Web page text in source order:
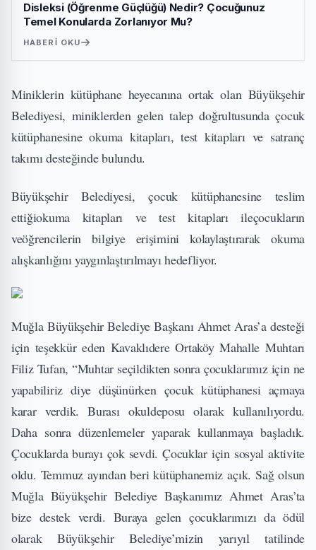
Disleksi (Öğrenme Güçlüğü) Nedir? Çocuğunuz
Temel Konularda Zorlanıyor Mu?
HABERI OKU
Miniklerin kütüphane heyecanına ortak olan Büyükşehir
Belediyesi, miniklerden gelen talep doğrultusunda çocuk
kütüphanesine okuma kitapları, test kitapları ve satranç
takımı desteğinde bulundu.
Büyükşehir Belediyesi, çocuk kütüphanesine teslim
ettiğiokuma kitapları ve test kitapları ileçocukların
veöğrencilerin bilgiye erişimini kolaylaştırarak okuma
alışkanlığını yaygınlaştırılmayı hedefliyor.
Muğla Büyükşehir Belediye Başkanı Ahmet Aras’a desteği
için teşekkür eden Kavaklıdere Ortaköy Mahalle Muhtarı
Filiz Tufan, “Muhtar seçildikten sonra çocuklarımız için ne
yapabiliriz diye düşünürken çocuk kütüphanesi açmaya
karar verdik. Burası okuldeposu olarak kullanılıyordu.
Daha sonra düzenlemeler yaparak kullanmaya başladık.
Çocuklarda burayı çok sevdi. Çocuklar için sosyal aktivite
oldu. Temmuz ayından beri kütüphanemiz açık. Sağ olsun
Muğla Büyükşehir Belediye Başkanımız Ahmet Aras’ta
bize destek verdi. Buraya gelen çocuklarımızı da ödül
olarak Büyükşehir Belediye’mizin yarıyıl tatilinde